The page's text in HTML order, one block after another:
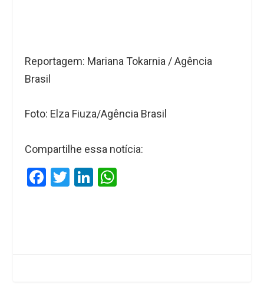
Reportagem: Mariana Tokarnia / Agência
Brasil
Foto: Elza Fiuza/Agência Brasil
Compartilhe essa notícia:
F
o
T
Li
n
A